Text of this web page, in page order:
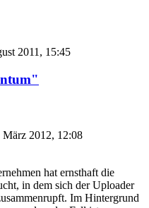
2011, 15:45
März 2012, 12:08
hat ernsthaft die
in dem sich der Uploader
Im Hintergrund